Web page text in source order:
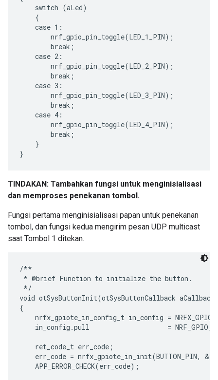
    switch (aLed)
    {
    case 1:
        nrf_gpio_pin_toggle(LED_1_PIN);
        break;
    case 2:
        nrf_gpio_pin_toggle(LED_2_PIN);
        break;
    case 3:
        nrf_gpio_pin_toggle(LED_3_PIN);
        break;
    case 4:
        nrf_gpio_pin_toggle(LED_4_PIN);
        break;
    }
TINDAKAN: Tambahkan fungsi untuk menginisialisasi
dan memproses penekanan tombol.
Fungsi pertama menginisialisasi papan untuk penekanan
tombol, dan fungsi kedua mengirim pesan UDP multicast
saat Tombol 1 ditekan.
/**
* @brief Function to initialize the button.
*/
void otSysButtonInit(otSysButtonCallback
{
nrfx_gpiote_in_config_t in_config =
in_config.pull                    =
    ret_code_t err_code;
err_code = nrfx_gpiote_in_init(BUTTON_PIN,
    APP_ERROR_CHECK(err_code);